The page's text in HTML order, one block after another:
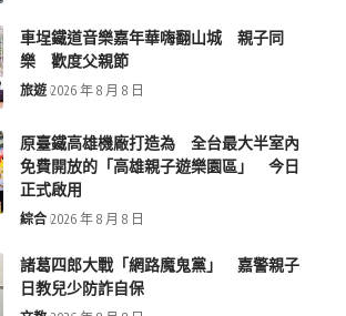
車埕鐵道音樂嘉年華嗨翻山城 親子同
樂 歡度父親節
旅遊 2026 年 8 月 8 日
原臺鐵高雄機廠打造為 全台最大半室內
免費開放的「高雄親子遊樂園區」 今日
正式啟用
綜合 2026 年 8 月 8 日
諸葛四郎大戰「網路魔鬼黨」 嘉警親子
日教兒少防詐自保